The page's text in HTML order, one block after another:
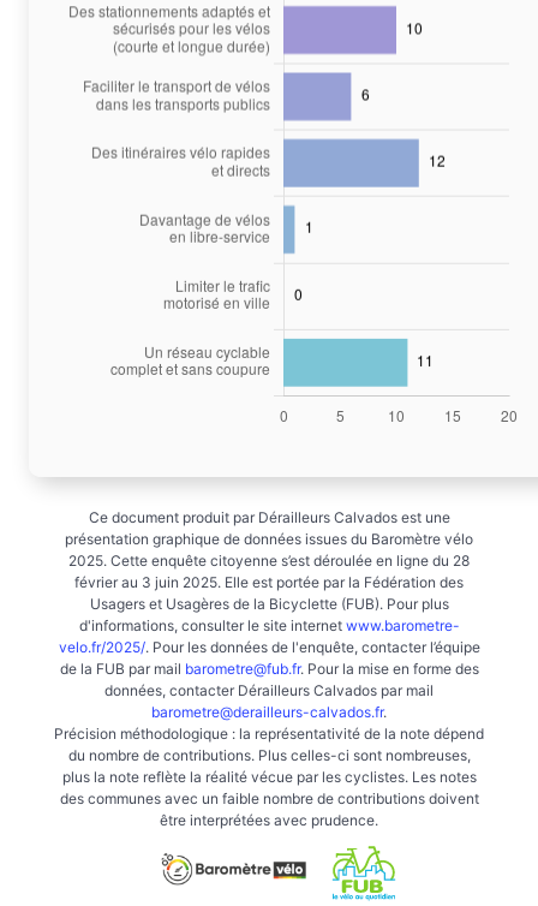
Ce document produit par Dérailleurs Calvados est une
présentation graphique de données issues du Baromètre vélo
2025. Cette enquête citoyenne s’est déroulée en ligne du 28
février au 3 juin 2025. Elle est portée par la Fédération des
Usagers et Usagères de la Bicyclette (FUB). Pour plus
d'informations, consulter le site internet www.barometre-
velo.fr/2025/. Pour les données de l'enquête, contacter l’équipe
de la FUB par mail barometre@fub.fr. Pour la mise en forme des
données, contacter Dérailleurs Calvados par mail
barometre@derailleurs-calvados.fr.
Précision méthodologique : la représentativité de la note dépend
du nombre de contributions. Plus celles-ci sont nombreuses,
plus la note reflète la réalité vécue par les cyclistes. Les notes
des communes avec un faible nombre de contributions doivent
être interprétées avec prudence.